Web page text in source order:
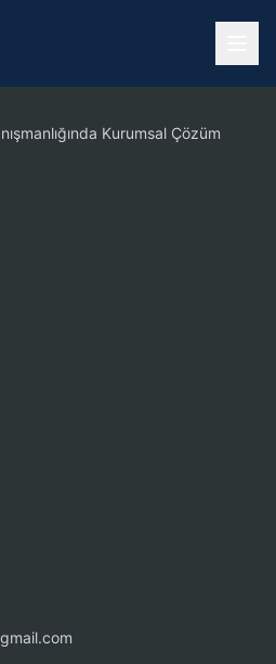
Kurumsal Çözüm